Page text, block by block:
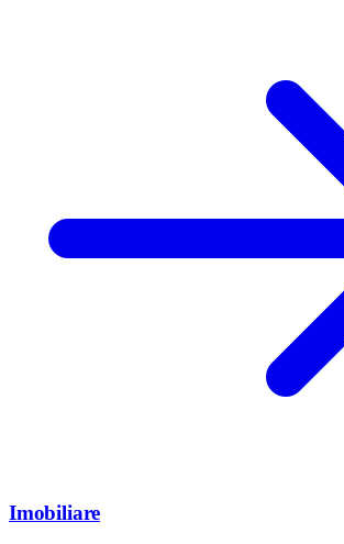
Imobiliare